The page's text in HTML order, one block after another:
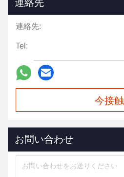
連絡先
連絡先:
Tel:
今接触
お問い合わせ